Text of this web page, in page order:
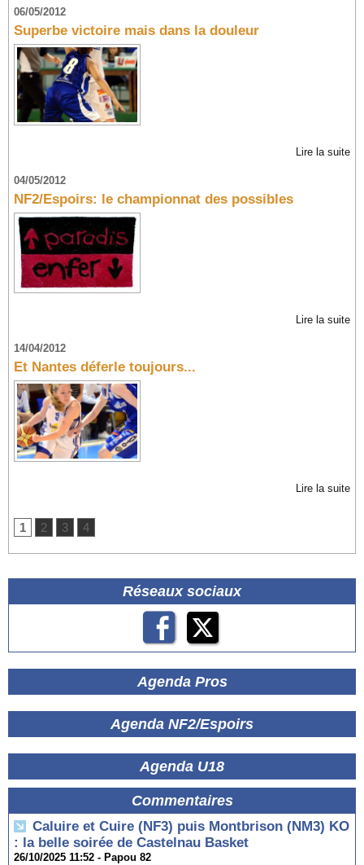
Réseaux sociaux
Agenda Pros
Agenda NF2/Espoirs
Agenda U18
Commentaires
Caluire et Cuire (NF3) puis Montbrison (NM3) KO
: la belle soirée de Castelnau Basket
26/10/2025 11:52 - Papou 82
06/05/2012
Superbe victoire mais dans la douleur
Lire la suite
04/05/2012
NF2/Espoirs: le championnat des possibles
Lire la suite
14/04/2012
Et Nantes déferle toujours...
Lire la suite
1 2 3 4